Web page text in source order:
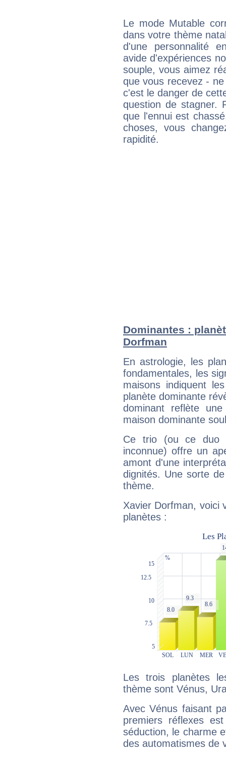
Le mode Mutable
dans votre thème
d'une personnalité
avide d'expériences
souple, vous aimez
que vous recevez -
c'est le danger de
question de stagner.
que l'ennui est
choses, vous
rapidité.
Dominantes :
Dorfman
En astrologie, les
fondamentales, les
maisons indiquent
planète dominante
dominant reflète
maison dominante
Ce trio (ou ce duo
inconnue) offre un
amont d'une
dignités. Une sorte
thème.
Xavier Dorfman, voici
planètes :
Les trois planètes
thème sont Vénus,
Avec Vénus faisant
premiers réflexes
séduction, le charme
des automatismes de